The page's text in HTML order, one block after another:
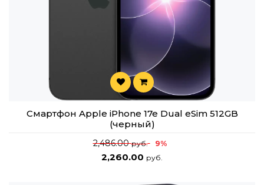
Смартфон Apple iPhone 17e Dual eSim 512GB
(черный)
2,486.00руб. 9%
2,260.00 руб.